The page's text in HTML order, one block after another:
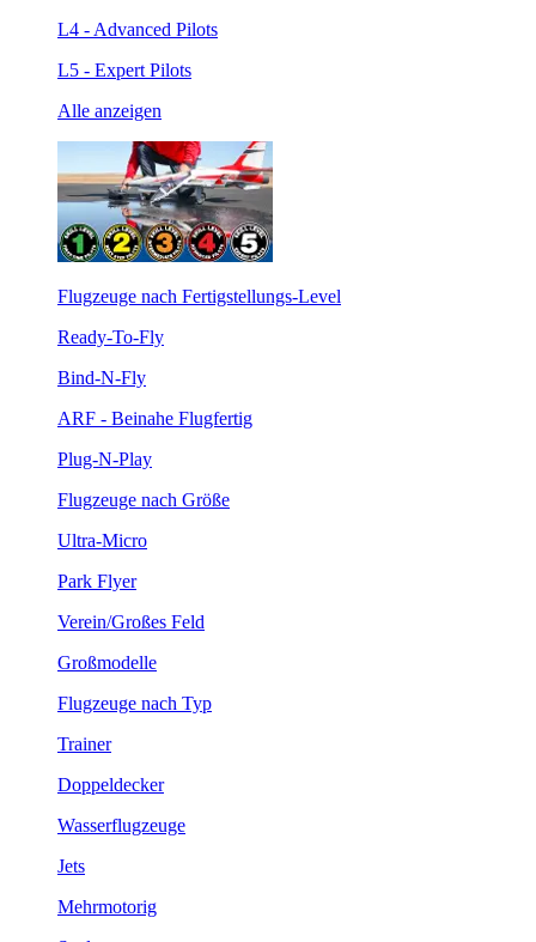
L4 - Advanced Pilots
L5 - Expert Pilots
Alle anzeigen
Flugzeuge nach Fertigstellungs-Level
Ready-To-Fly
Bind-N-Fly
ARF - Beinahe Flugfertig
Plug-N-Play
Flugzeuge nach Größe
Ultra-Micro
Park Flyer
Verein/Großes Feld
Großmodelle
Flugzeuge nach Typ
Trainer
Doppeldecker
Wasserflugzeuge
Jets
Mehrmotorig